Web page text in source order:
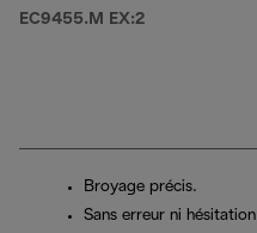
EC9455.M EX:2
Broyage précis.
Sans erreur ni hésitation